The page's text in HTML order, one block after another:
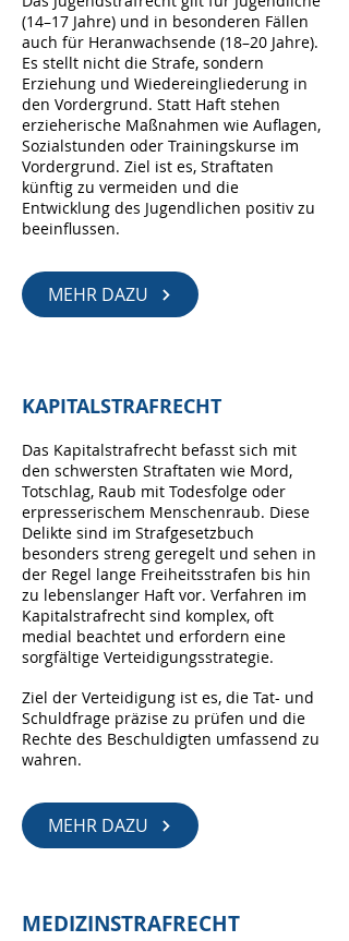
(14–17 Jahre) und in besonderen Fällen
auch für Heranwachsende (18–20 Jahre).
Es stellt nicht die Strafe, sondern
Erziehung und Wiedereingliederung in
den Vordergrund. Statt Haft stehen
erzieherische Maßnahmen wie Auflagen,
Sozialstunden oder Trainingskurse im
Vordergrund. Ziel ist es, Straftaten
künftig zu vermeiden und die
Entwicklung des Jugendlichen positiv zu
beeinflussen.
MEHR DAZU
KAPITALSTRAFRECHT
Das Kapitalstrafrecht befasst sich mit
den schwersten Straftaten wie Mord,
Totschlag, Raub mit Todesfolge oder
erpresserischem Menschenraub. Diese
Delikte sind im Strafgesetzbuch
besonders streng geregelt und sehen in
der Regel lange Freiheitsstrafen bis hin
zu lebenslanger Haft vor. Verfahren im
Kapitalstrafrecht sind komplex, oft
medial beachtet und erfordern eine
sorgfältige Verteidigungsstrategie.
Ziel der Verteidigung ist es, die Tat- und
Schuldfrage präzise zu prüfen und die
Rechte des Beschuldigten umfassend zu
wahren.
MEHR DAZU
MEDIZINSTRAFRECHT